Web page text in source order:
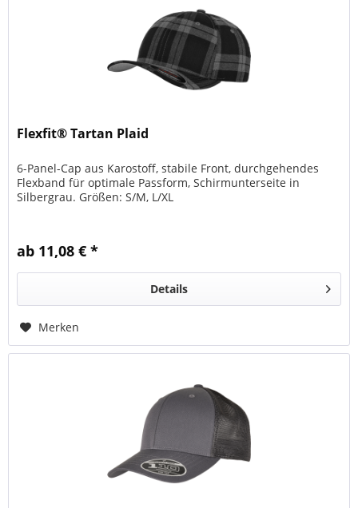
Flexfit® Tartan Plaid
6-Panel-Cap aus Karostoff, stabile Front, durchgehendes
Flexband für optimale Passform, Schirmunterseite in
Silbergrau. Größen: S/M, L/XL
ab 11,08 € *
Details
Merken